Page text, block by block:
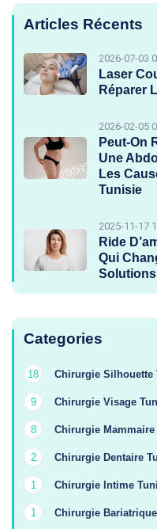
Articles Récents
2026-07-03
Laser
Réparer
2026-02-05
Peut-On
Une
Les
Tunisie
2025-11-17
Ride
Qui
Categories
18 Chirurgie Silhouette
9 Chirurgie Visage
8 Chirurgie
2 Chirurgie Dentaire
1 Chirurgie Intime
1 Chirurgie